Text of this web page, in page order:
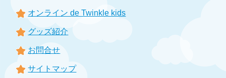
オンライン de Twinkle kids
グッズ紹介
お問合せ
サイトマップ